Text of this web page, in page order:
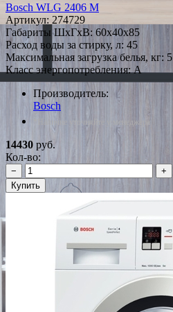
Bosch WLG 2406 M
Артикул: 274729
Габариты ШxГxВ: 60x40x85
Расход воды за стирку, л: 45
Максимальная загрузка белья, кг: 5
Класс энергопотребления: A
Производитель:
Bosch
*Наличие уточняйте у менеджера
14430 руб.
Кол-во:
−
+
Купить